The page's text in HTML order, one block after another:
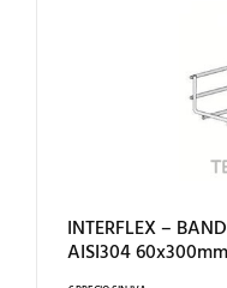
INTERFLEX –
AISI304 60x300mm